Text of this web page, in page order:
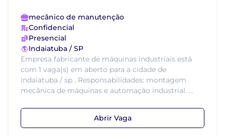
mecânico de manutenção
Confidencial
Presencial
Indaiatuba / SP
Empresa fabricante de máquinas industriais está
com 1 vaga(s) em aberto para a cidade de
indaiatuba / sp . Responsabilidades: montagem
mecânica de máquinas e automação industrial. ...
Abrir Vaga